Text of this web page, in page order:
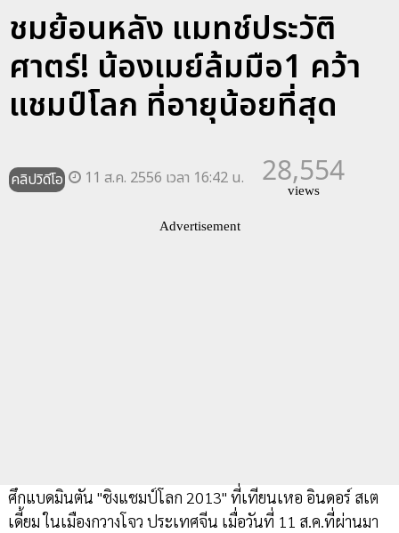
ชมย้อนหลัง แมทช์ประวัติ
ศาตร์! น้องเมย์ล้มมือ1 คว้า
แชมป์โลก ที่อายุน้อยที่สุด
คลิปวิดีโอ 11 ส.ค. 2556 เวลา 16:42 น. 28,554
views
Advertisement
ศึกแบดมินตัน "ชิงแชมป์โลก 2013" ที่เทียนเหอ อินดอร์ สเต
เดี้ยม ในเมืองกวางโจว ประเทศจีน เมื่อวันที่ 11 ส.ค.ที่ผ่านมา